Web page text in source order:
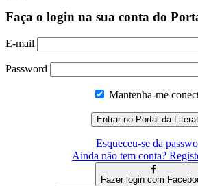
Faça o login na sua conta do
E-mail
Password
Mantenha-me
Esqueceu-se da
Ainda não tem conta?
Fazer login com